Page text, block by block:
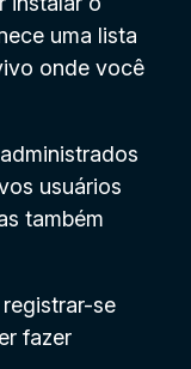
uma lista
onde você
administrados
usuários
também
se
fazer